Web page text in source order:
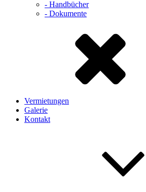
- Handbücher
- Dokumente
Vermietungen
Galerie
Kontakt